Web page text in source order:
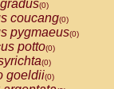
(0)
coucang(0)
pygmaeus(0)
potto(0)
(0)
goeldii(0)